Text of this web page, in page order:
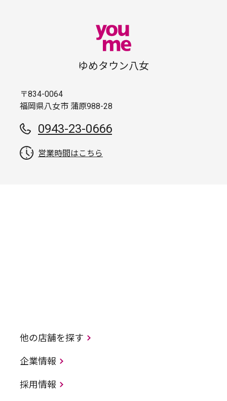
ゆめタウン八女
〒834-0064
福岡県八女市 蒲原988-28
0943-23-0666
営業時間はこちら
他の店舗を探す
企業情報
採用情報